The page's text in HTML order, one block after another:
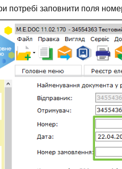
потребі заповнити поля